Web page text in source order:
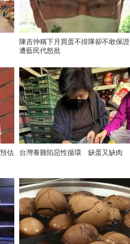
陳吉仲稱下月買蛋不排隊卻不敢保證
遭藍民代怒批
估
台灣養雞陷惡性循環 缺蛋又缺肉